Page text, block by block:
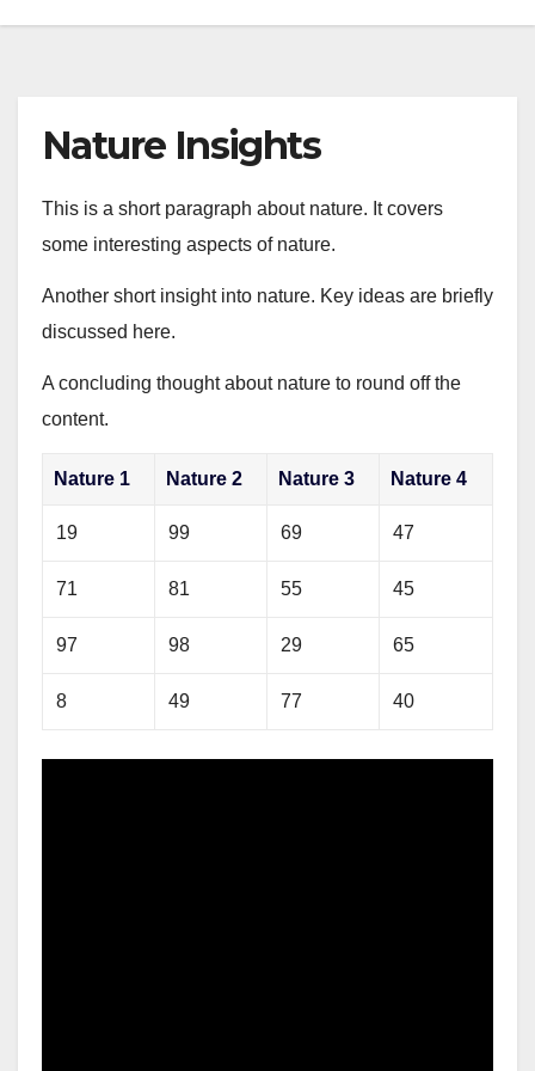
Nature Insights
This is a short paragraph about nature. It covers
some interesting aspects of nature.
Another short insight into nature. Key ideas are briefly
discussed here.
A concluding thought about nature to round off the
content.
Nature 1 Nature 2 Nature 3 Nature 4
19 99 69 47
71 81 55 45
97 98 29 65
8 49 77 40